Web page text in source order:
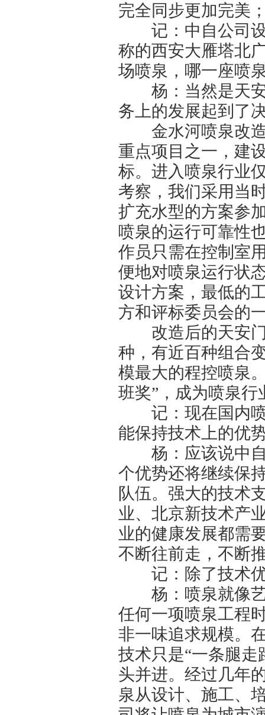
完全同步更加完美
记：中自公司设
称的西安大雁塔北
场喷泉，哪一座喷
杨：当然是天安
务上的发展起到了
金水河喷泉改造
重点项目之一，建
标。进入喷泉行业
考察，我们采用当
扩充水型的方案参
喷泉的运行可靠性
作员只需在控制室
便地对喷泉运行状
设计方案，最低的
方和评标委员会的
改造后的天安门
种，有近百种组合
模最大的程控喷泉
班奖”，成为喷泉
记：现在国内喷
能保持技术上的优
杨：应该说中自
个优势还将继续保
队伍。强大的技术
业、北京新技术产
业的健康发展都需
不断往前走，不断
记：除了技术优
杨：喷泉就像艺
任何一项喷泉工程
非一味追求规模。
技术只是“一条腿
头并进。经过几年
泉从设计、施工、